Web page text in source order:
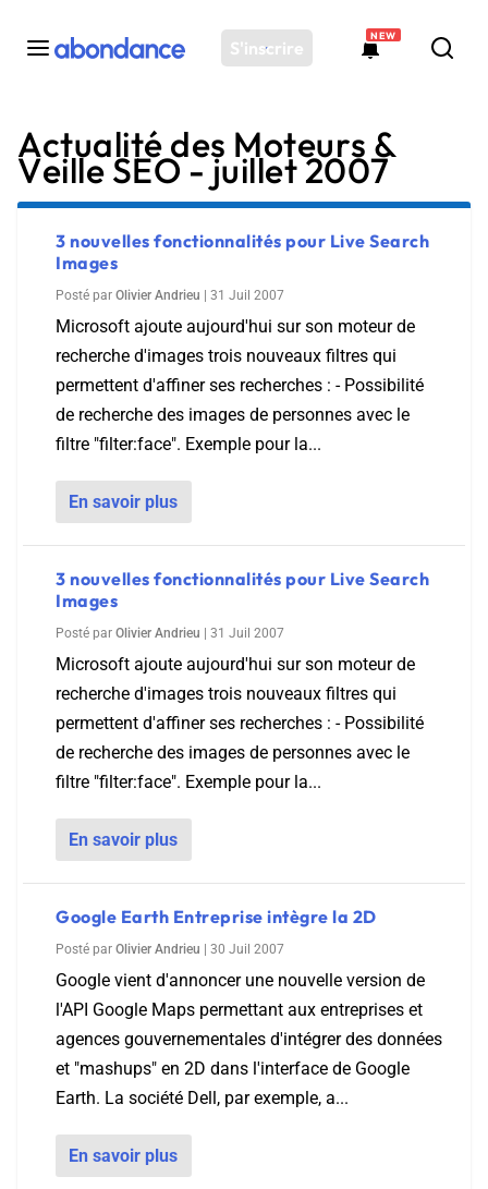
S'inscrire
NEW
Toutes les actus
Actus SEO
Plateforme
Outils
Solutions
Ressources
Audit SEO
Actualité des Moteurs &
Veille SEO - juillet 2007
3 nouvelles fonctionnalités pour Live Search
Images
Posté par Olivier Andrieu 31 Juil 2007
Microsoft ajoute aujourd'hui sur son moteur de
recherche d'images trois nouveaux filtres qui
permettent d'affiner ses recherches : - Possibilité
de recherche des images de personnes avec le
filtre "filter:face". Exemple pour la...
En savoir plus
3 nouvelles fonctionnalités pour Live Search
Images
Posté par Olivier Andrieu 31 Juil 2007
Microsoft ajoute aujourd'hui sur son moteur de
recherche d'images trois nouveaux filtres qui
permettent d'affiner ses recherches : - Possibilité
de recherche des images de personnes avec le
filtre "filter:face". Exemple pour la...
En savoir plus
Google Earth Entreprise intègre la 2D
Posté par Olivier Andrieu 30 Juil 2007
Google vient d'annoncer une nouvelle version de
l'API Google Maps permettant aux entreprises et
agences gouvernementales d'intégrer des données
et "mashups" en 2D dans l'interface de Google
Earth. La société Dell, par exemple, a...
En savoir plus